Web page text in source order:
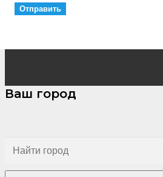
Ваш город